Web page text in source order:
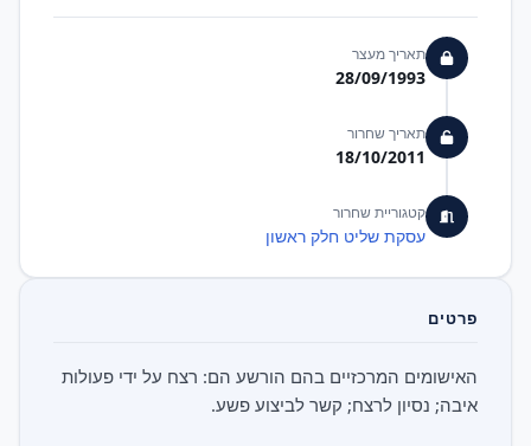
תאריך מעצר
28/09/1993
תאריך שחרור
18/10/2011
קטגוריית שחרור
עסקת שליט חלק ראשון
פרטים
האישומים המרכזיים בהם הורשע הם: רצח על ידי פעולות
איבה; נסיון לרצח; קשר לביצוע פשע.